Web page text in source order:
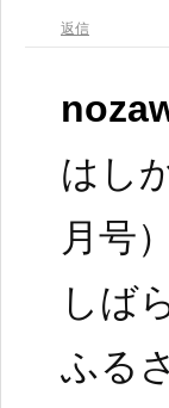
返信
はし
月号
しば
ふる